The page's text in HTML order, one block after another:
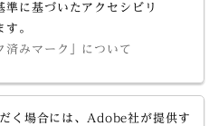
準に基づいたアクセシビリ
。
済みマーク」について
く場合には、Adobe社が提供す